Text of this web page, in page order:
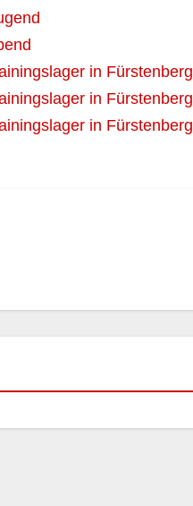
in Fürstenberg
in Fürstenberg
in Fürstenberg